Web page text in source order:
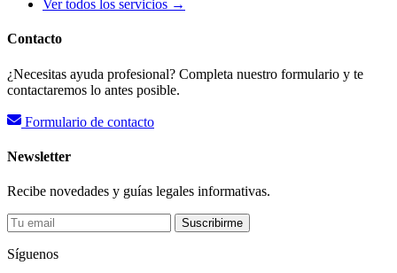
Ver todos los servicios →
Contacto
¿Necesitas ayuda profesional? Completa nuestro formulario y te
contactaremos lo antes posible.
Formulario de contacto
Newsletter
Recibe novedades y guías legales informativas.
Suscribirme
Síguenos